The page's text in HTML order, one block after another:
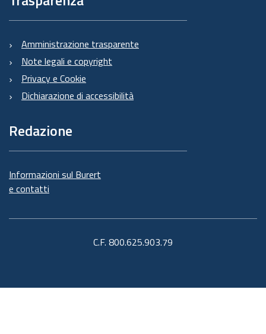
Amministrazione trasparente
Note legali e copyright
Privacy e Cookie
Dichiarazione di accessibilità
Redazione
Informazioni sul Burert
e contatti
C.F. 800.625.903.79